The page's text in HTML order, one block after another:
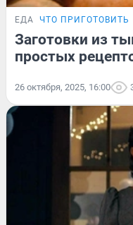
ЕДА ЧТО ПРИГОТОВИТЬ
Заготовки из
простых
26 октября, 2025, 16:00